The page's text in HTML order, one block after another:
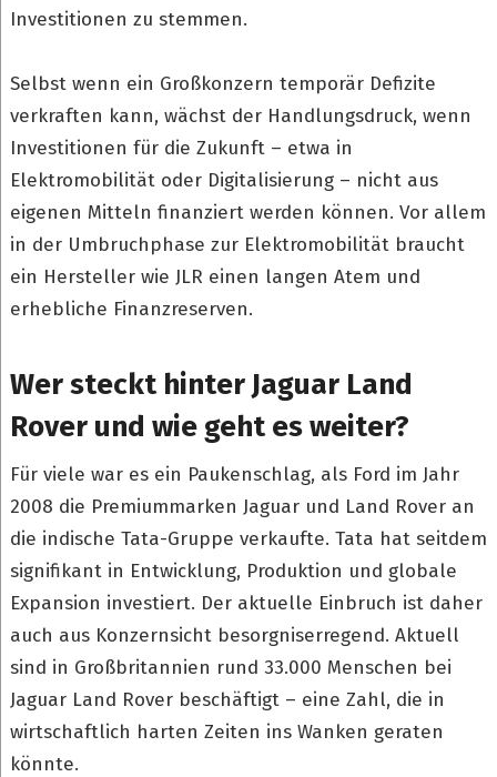
Investitionen zu stemmen.
Selbst wenn ein Großkonzern temporär Defizite
verkraften kann, wächst der Handlungsdruck, wenn
Investitionen für die Zukunft – etwa in
Elektromobilität oder Digitalisierung – nicht aus
eigenen Mitteln finanziert werden können. Vor allem
in der Umbruchphase zur Elektromobilität braucht
ein Hersteller wie JLR einen langen Atem und
erhebliche Finanzreserven.
Wer steckt hinter Jaguar Land
Rover und wie geht es weiter?
Für viele war es ein Paukenschlag, als Ford im Jahr
2008 die Premiummarken Jaguar und Land Rover an
die indische Tata-Gruppe verkaufte. Tata hat seitdem
signifikant in Entwicklung, Produktion und globale
Expansion investiert. Der aktuelle Einbruch ist daher
auch aus Konzernsicht besorgniserregend. Aktuell
sind in Großbritannien rund 33.000 Menschen bei
Jaguar Land Rover beschäftigt – eine Zahl, die in
wirtschaftlich harten Zeiten ins Wanken geraten
könnte.